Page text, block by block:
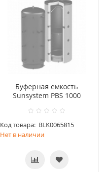
Буферная емкость
Sunsystem PBS 1000
Код товара: BLK0065815
Нет в наличии